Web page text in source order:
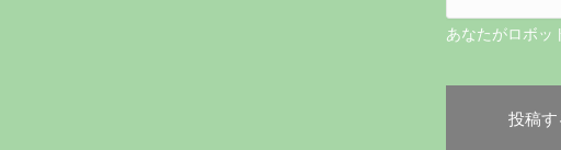
あなたがロボッ